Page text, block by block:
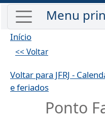
Início
<< Voltar
Voltar para JFRJ -
e feriados
Ponto